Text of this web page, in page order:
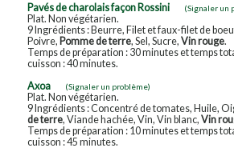
Pavés de charolais façon Rossini
(Signaler un
Plat. Non végétarien.
9 Ingrédients : Beurre, Filet et faux-filet de
Poivre, Pomme de terre, Sel, Sucre, Vin rouge.
Temps de préparation : 30 minutes et temps
cuisson : 40 minutes.
Axoa
(Signaler un problème)
Plat. Non végétarien.
9 Ingrédients : Concentré de tomates, Huile,
de terre, Viande hachée, Vin, Vin blanc, Vin
Temps de préparation : 10 minutes et temps
cuisson : 45 minutes.